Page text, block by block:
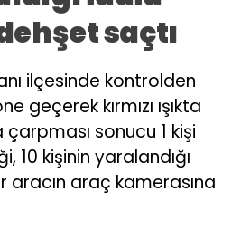
saçtı
ilçesinde kontrolden
geçerek kırmızı ışıkta
sonucu 1 kişi
10 kişinin yaralandığı
aracın araç kamerasına